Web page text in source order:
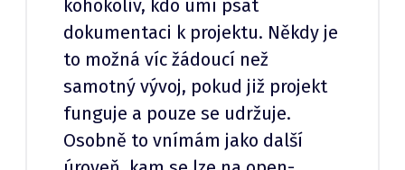
kohokoliv, kdo umí psát
dokumentaci k projektu. Někdy je
to možná víc žádoucí než
samotný vývoj, pokud již projekt
funguje a pouze se udržuje.
Osobně to vnímám jako další